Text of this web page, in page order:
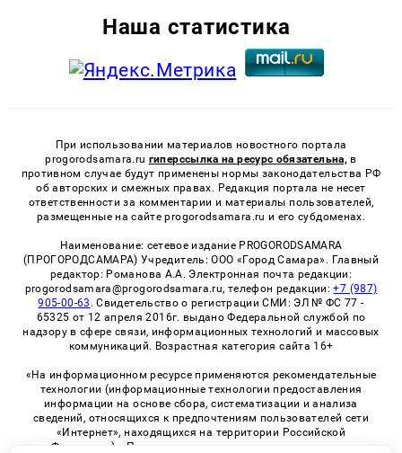
Наша статистика
При использовании материалов новостного портала
progorodsamara.ru гиперссылка на ресурс обязательна, в
противном случае будут применены нормы законодательства РФ
об авторских и смежных правах. Редакция портала не несет
ответственности за комментарии и материалы пользователей,
размещенные на сайте progorodsamara.ru и его субдоменах.
Наименование: сетевое издание PROGORODSAMARA
(ПРОГОРОДСАМАРА) Учредитель: ООО «Город Самара». Главный
редактор: Романова А.А. Электронная почта редакции:
progorodsamara@progorodsamara.ru, телефон редакции:+7 (987)
905-00-63 . Свидетельство о регистрации СМИ: ЭЛ № ФС 77 -
65325 от 12 апреля 2016г. выдано Федеральной службой по
надзору в сфере связи, информационных технологий и массовых
коммуникаций. Возрастная категория сайта 16+
«На информационном ресурсе применяются рекомендательные
технологии (информационные технологии предоставления
информации на основе сбора, систематизации и анализа
сведений, относящихся к предпочтениям пользователей сети
«Интернет», находящихся на территории Российской
Федерации)». Правила применения рекомендательных